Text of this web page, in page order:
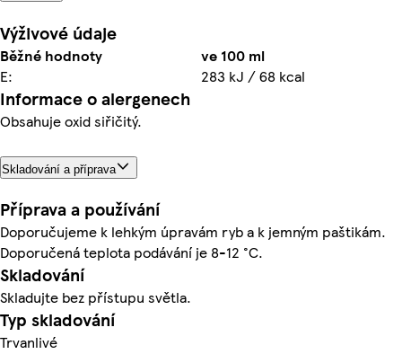
Výživové údaje
Běžné hodnoty
ve 100 ml
E:
283 kJ / 68 kcal
Informace o alergenech
Obsahuje oxid siřičitý.
Skladování a příprava
Příprava a používání
Doporučujeme k lehkým úpravám ryb a k jemným paštikám.
Doporučená teplota podávání je 8-12 °C.
Skladování
Skladujte bez přístupu světla.
Typ skladování
Trvanlivé